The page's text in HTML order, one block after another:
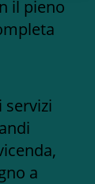
il pieno
servizi
a